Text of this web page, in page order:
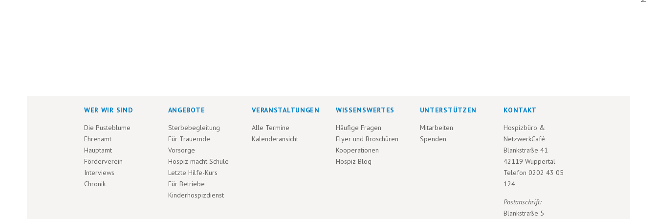
WER WIR SIND
Die Pusteblume
Ehrenamt
Hauptamt
Förderverein
Interviews
Chronik
ANGEBOTE
Sterbebegleitung
Für Trauernde
Vorsorge
Hospiz macht Schule
Letzte Hilfe-Kurs
Für Betriebe
Kinderhospizdienst
VERANSTALTUNGEN
Alle Termine
Kalenderansicht
WISSENSWERTES
Häufige Fragen
Flyer und Broschüren
Kooperationen
Hospiz Blog
UNTERSTÜTZEN
Mitarbeiten
Spenden
KONTAKT
Hospizbüro &
NetzwerkCafé
Blankstraße 41
42119 Wuppertal
Telefon 0202 43 05
124
Postanschrift:
Blankstraße 5